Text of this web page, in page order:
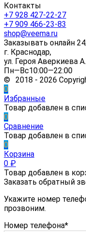
Контакты
+7 928 427-22-27
+7 909 466-23-83
shop@veema.ru
Заказывать онлайн
г. Краснодар,
ул. Героя Аверкиева
Пн—Вс10:00—22:00
© 2018 - 2026
0
Избранные
Товар добавлен в
0
Сравнение
Товар добавлен в
0
Корзина
0 ₽
Товар добавлен в
Заказать обратный
Укажите номер
прозвоним.
Номер телефона*